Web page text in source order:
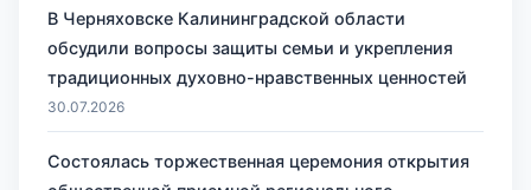
В Черняховске Калининградской области
обсудили вопросы защиты семьи и укрепления
традиционных духовно-нравственных ценностей
30.07.2026
Состоялась торжественная церемония открытия